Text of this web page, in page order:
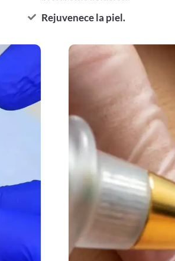
Rejuvenece la piel.